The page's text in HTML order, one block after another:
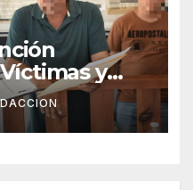
y